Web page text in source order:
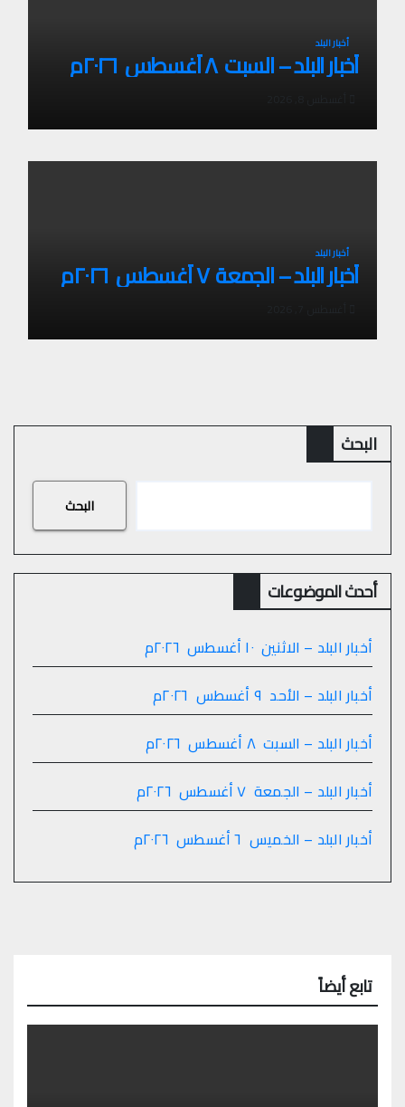
أخبار البلد
أخبار البلد – السبت ٨ أغسطس ٢٠٢٦م
أخبار البلد
أخبار البلد – الجمعة ٧ أغسطس ٢٠٢٦م
البحث
البحث
أحدث الموضوعات
أخبار البلد – الاثنين ١٠ أغسطس ٢٠٢٦م
أخبار البلد – الأحد ٩ أغسطس ٢٠٢٦م
أخبار البلد – السبت ٨ أغسطس ٢٠٢٦م
أخبار البلد – الجمعة ٧ أغسطس ٢٠٢٦م
أخبار البلد – الخميس ٦ أغسطس ٢٠٢٦م
تابع أيضاً